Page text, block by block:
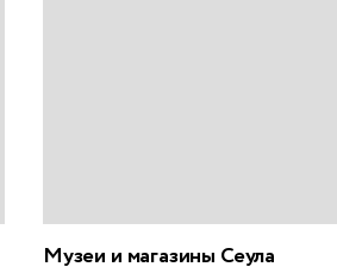
Музеи и магазины Сеула